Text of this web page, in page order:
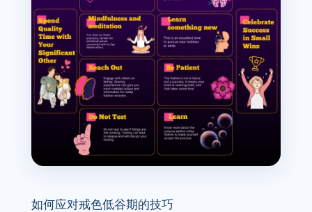
如何应对戒色低谷期的技巧